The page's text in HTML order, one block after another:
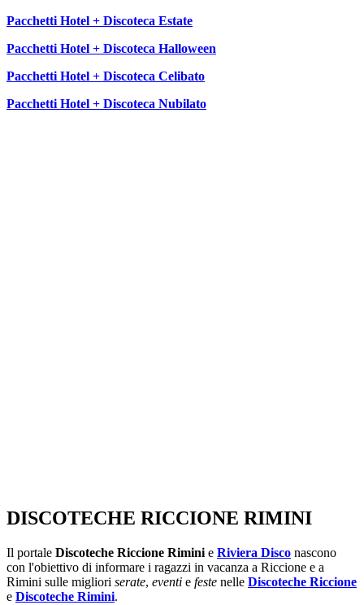
Pacchetti Hotel + Discoteca Estate
Pacchetti Hotel + Discoteca Halloween
Pacchetti Hotel + Discoteca Celibato
Pacchetti Hotel + Discoteca Nubilato
DISCOTECHE RICCIONE RIMINI
Il portale Discoteche Riccione Rimini e Riviera Disco nascono
con l'obiettivo di informare i ragazzi in vacanza a Riccione e a
Rimini sulle migliori serate, eventi e feste nelle Discoteche Riccione
e Discoteche Rimini.